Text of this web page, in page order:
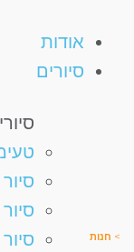
אודות
סיורים
> חנות